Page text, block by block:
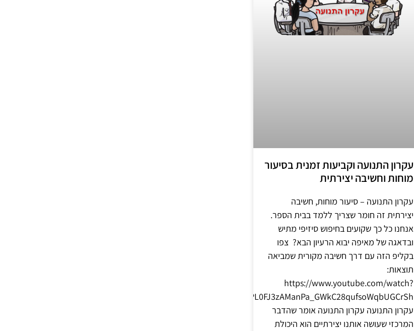
עקרון התנועה וקביעות זמנית בסיעור
מוחות וחשיבה יצירתית
עקרון התנועה – סיעור מוחות, חשיבה
יצירתית זה חומר שצריך ללמד בבית הספר.
אנחנו כל כך שקועים בחיפוש סיזיפי מתיש
ובדאגה של מאיפה יבוא הרעיון הבא? צפו
בקליפ הזה עם דרך חשיבה מקורית שמביאה
תוצאות:
https://www.youtube.com/watch?
v=B8EAYSqinn0&list=PL0FJ3zAManPa_GWkC28qufsoWqbUGCrSh
עקרון התנועה עקרון התנועה אומר שהדבר
המרכזי שעושה אותנו יצירתיים הוא היכולת